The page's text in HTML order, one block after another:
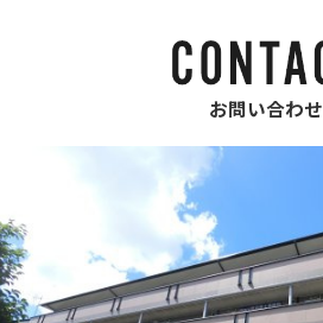
お問い合わせ